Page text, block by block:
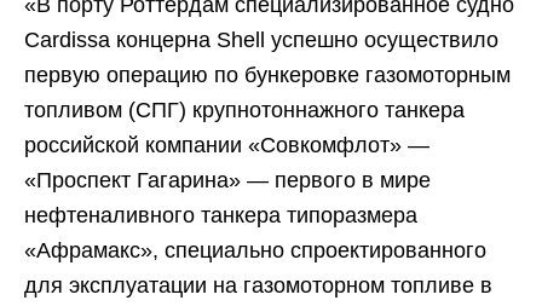
Cardissa концерна Shell успешно осуществило
первую операцию по бункеровке газомоторным
топливом (СПГ) крупнотоннажного танкера
российской компании «Совкомфлот» —
«Проспект Гагарина» — первого в мире
нефтеналивного танкера типоразмера
«Афрамакс», специально спроектированного
для эксплуатации на газомоторном топливе в